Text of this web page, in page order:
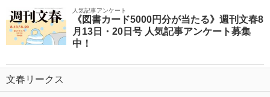
人気記事アンケート
《図書カード5000円分が当たる》週刊文春8
月13日・20日号 人気記事アンケート募集
中！
文春リークス